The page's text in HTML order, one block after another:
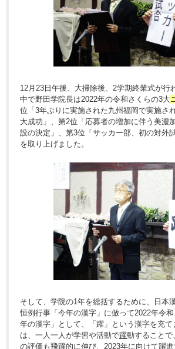
12月23日午後、大掃除後、2学期終業式が行
中で野田学院長は2022年の令和さくらの3大
位「3年ぶりに実施された九州福岡で実施さ
大成功」、第2位「応募者の増加に伴う美濃
設の決定」、第3位「サッカー部、初の対外
を取り上げました。
そして、学院の1年を総括するために、日本
恒例行事「今年の漢字」に倣って2022年令
年の漢字」として、「躍」という漢字を充
は、一人一人が学習や活動で躍動することで
の評価も飛躍的に伸び、2023年に向けて躍